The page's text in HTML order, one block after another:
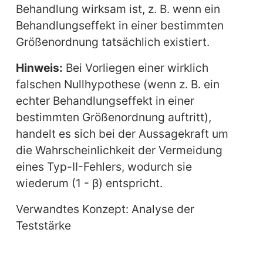
Behandlung wirksam ist, z. B. wenn ein
Behandlungseffekt in einer bestimmten
Größenordnung tatsächlich existiert.
Hinweis: Bei Vorliegen einer wirklich
falschen Nullhypothese (wenn z. B. ein
echter Behandlungseffekt in einer
bestimmten Größenordnung auftritt),
handelt es sich bei der Aussagekraft um
die Wahrscheinlichkeit der Vermeidung
eines Typ-II-Fehlers, wodurch sie
wiederum (1 - β) entspricht.
Verwandtes Konzept: Analyse der
Teststärke